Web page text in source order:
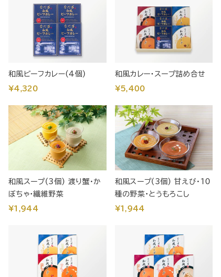
和風ビーフカレー(4個)
¥4,320
和風カレー・スープ詰め合せ
¥5,400
和風スープ(3個) 渡り蟹・か
ぼちゃ・繊維野菜
¥1,944
和風スープ(3個) 甘えび・10
種の野菜・とうもろこし
¥1,944